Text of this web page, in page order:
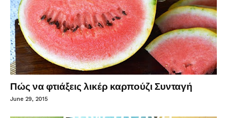
Πώς να φτιάξεις λικέρ καρπούζι Συνταγή
June 29, 2015